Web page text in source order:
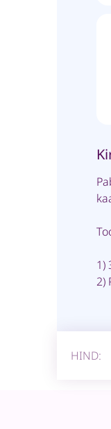
1)
2)
HIND: